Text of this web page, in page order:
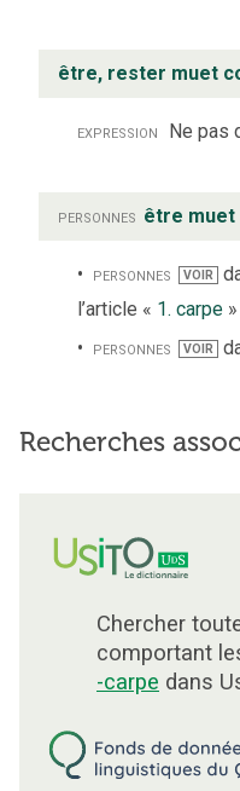
être, rester muet
expression Ne pas
personnes être muet
personnes VOIR
l’article « 1. carpe »
personnes
VOIR
Recherches
Chercher
comportant
-carpe dans